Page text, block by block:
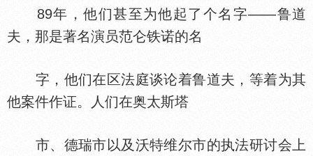
89年，他们甚至为他起了个名字——鲁道
夫，那是著名演员范仑铁诺的名
字，他们在区法庭谈论着鲁道夫，等着为其
他案件作证。人们在奥太斯塔
市、德瑞市以及沃特维尔市的执法研讨会上